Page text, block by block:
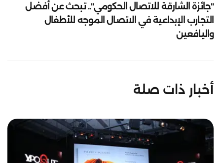
"جائزة الشارقة للاتصال الحكومي".. تبحث عن أفضل
التجارب الإبداعية في الاتصال الموجه للأطفال
واليافعين
أخبار ذات صلة